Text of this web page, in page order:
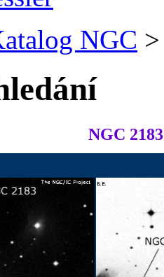
NGC >
NGC 2183